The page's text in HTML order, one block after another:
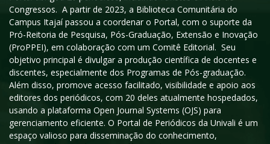
Congressos. A partir de 2023, a Biblioteca Comunitária do
Campus Itajaí passou a coordenar o Portal, com o suporte da
Pró-Reitoria de Pesquisa, Pós-Graduação, Extensão e Inovação
(ProPPEI), em colaboração com um Comitê Editorial. Seu
objetivo principal é divulgar a produção científica de docentes e
discentes, especialmente dos Programas de Pós-graduação.
Além disso, promove acesso facilitado, visibilidade e apoio aos
editores dos periódicos, com 20 deles atualmente hospedados,
usando a plataforma Open Journal Systems (OJS) para
gerenciamento eficiente. O Portal de Periódicos da Univali é um
espaço valioso para disseminação do conhecimento,